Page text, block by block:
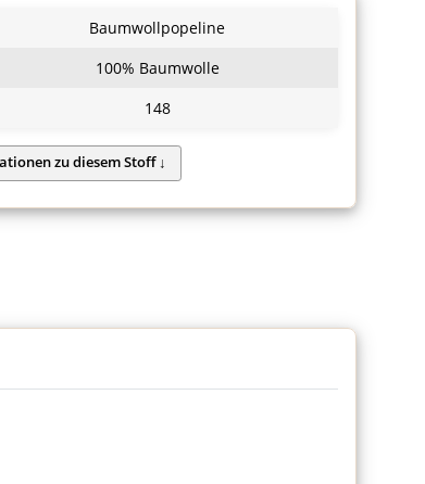
Baumwollpopeline
100% Baumwolle
148